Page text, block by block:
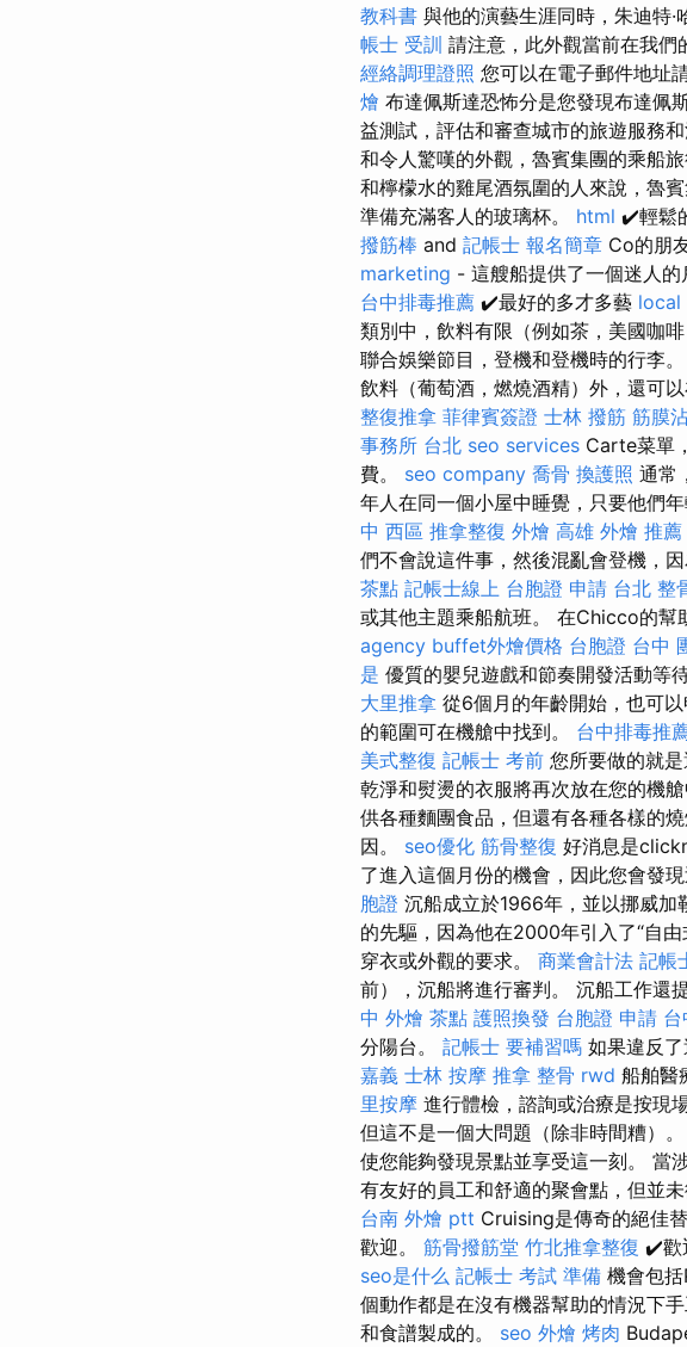
教科書 與他的演藝生涯同時，朱迪特
帳士 受訓 請注意，此外觀當前在我們
經絡調理證照 您可以在電子郵件地址
燴 布達佩斯達恐怖分是您發現布達佩
益測試，評估和審查城市的旅遊服務
和令人驚嘆的外觀，魯賓集團的乘船
和檸檬水的雞尾酒氛圍的人來說，魯
準備充滿客人的玻璃杯。 html ✔️輕鬆
撥筋棒 and 記帳士 報名簡章 Co的朋
marketing - 這艘船提供了一個迷人
台中排毒推薦 ✔️最好的多才多藝 local
類別中，飲料有限（例如茶，美國咖
聯合娛樂節目，登機和登機時的行李。
飲料（葡萄酒，燃燒酒精）外，還可
整復推拿 菲律賓簽證 士林 撥筋 筋膜
事務所 台北 seo services Carte菜單
費。 seo company 喬骨 換護照 通常
年人在同一個小屋中睡覺，只要他們
中 西區 推拿整復 外燴 高雄 外燴 推
們不會說這件事，然後混亂會登機，
茶點 記帳士線上 台胞證 申請 台北 整
或其他主題乘船航班。 在Chicco的幫
agency buffet外燴價格 台胞證 台中
是 優質的嬰兒遊戲和節奏開發活動等
大里推拿 從6個月的年齡開始，也可
的範圍可在機艙中找到。 台中排毒推
美式整復 記帳士 考前 您所要做的就
乾淨和熨燙的衣服將再次放在您的機艙
供各種麵團食品，但還有各種各樣的
因。 seo優化 筋骨整復 好消息是
了進入這個月份的機會，因此您會發
胞證 沉船成立於1966年，並以挪威加
的先驅，因為他在2000年引入了“自
穿衣或外觀的要求。 商業會計法 記帳
前），沉船將進行審判。 沉船工作還
中 外燴 茶點 護照換發 台胞證 申請
分陽台。 記帳士 要補習嗎 如果違反
嘉義 士林 按摩 推拿 整骨 rwd 船舶醫
里按摩 進行體檢，諮詢或治療是按現
但這不是一個大問題（除非時間糟）
使您能夠發現景點並享受這一刻。 當
有友好的員工和舒適的聚會點，但並
台南 外燴 ptt Cruising是傳奇的絕佳
歡迎。 筋骨撥筋堂 竹北推拿整復 ✔️歡
seo是什么 記帳士 考試 準備 機會包
個動作都是在沒有機器幫助的情況下手
和食譜製成的。 seo 外燴 烤肉